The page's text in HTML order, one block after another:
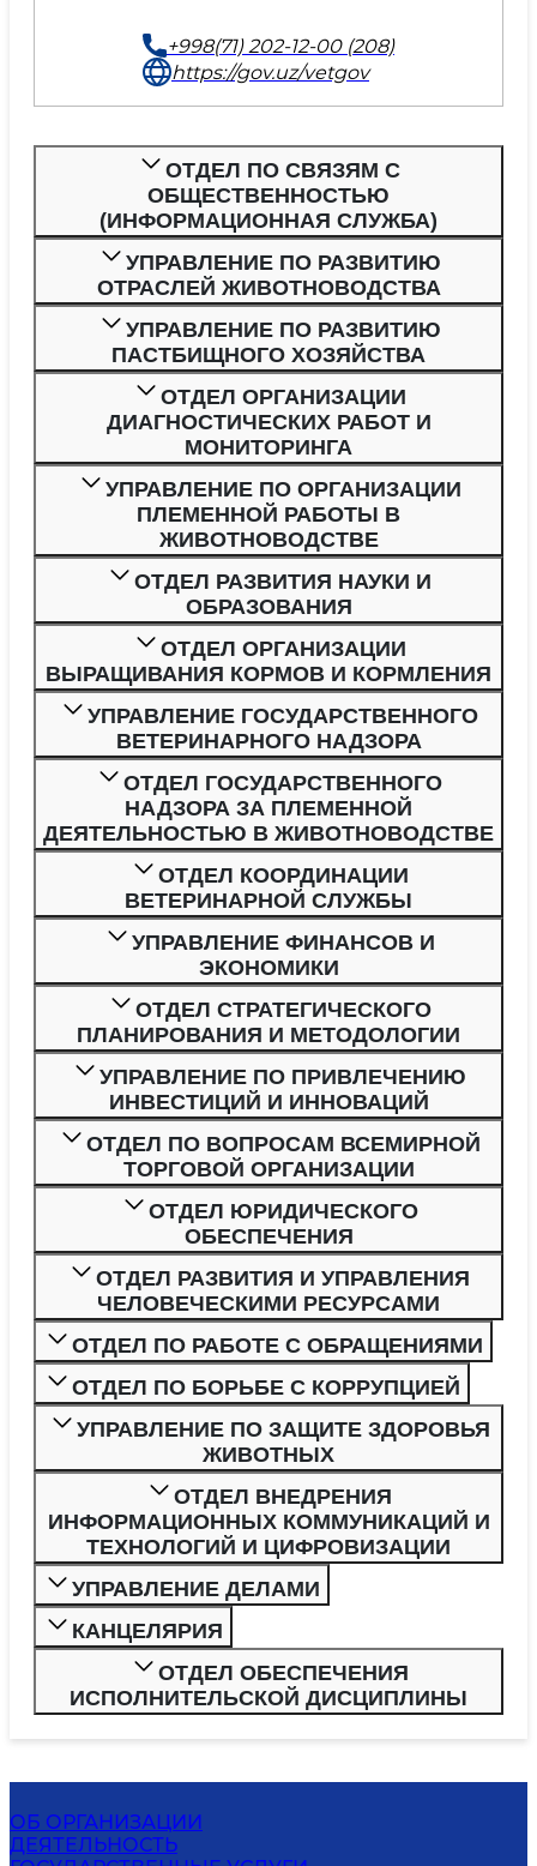
+998(71) 202-12-00 (208)
https://gov.uz/vetgov
ОТДЕЛ ПО СВЯЗЯМ С
ОБЩЕСТВЕННОСТЬЮ
(ИНФОРМАЦИОННАЯ СЛУЖБА)
УПРАВЛЕНИЕ ПО РАЗВИТИЮ
ОТРАСЛЕЙ ЖИВОТНОВОДСТВА
УПРАВЛЕНИЕ ПО РАЗВИТИЮ
ПАСТБИЩНОГО ХОЗЯЙСТВА
ОТДЕЛ ОРГАНИЗАЦИИ
ДИАГНОСТИЧЕСКИХ РАБОТ И
МОНИТОРИНГА
УПРАВЛЕНИЕ ПО ОРГАНИЗАЦИИ
ПЛЕМЕННОЙ РАБОТЫ В
ЖИВОТНОВОДСТВЕ
ОТДЕЛ РАЗВИТИЯ НАУКИ И
ОБРАЗОВАНИЯ
ОТДЕЛ ОРГАНИЗАЦИИ
ВЫРАЩИВАНИЯ КОРМОВ И КОРМЛЕНИЯ
УПРАВЛЕНИЕ ГОСУДАРСТВЕННОГО
ВЕТЕРИНАРНОГО НАДЗОРА
ОТДЕЛ ГОСУДАРСТВЕННОГО
НАДЗОРА ЗА ПЛЕМЕННОЙ
ДЕЯТЕЛЬНОСТЬЮ В ЖИВОТНОВОДСТВЕ
ОТДЕЛ КООРДИНАЦИИ
ВЕТЕРИНАРНОЙ СЛУЖБЫ
УПРАВЛЕНИЕ ФИНАНСОВ И
ЭКОНОМИКИ
ОТДЕЛ СТРАТЕГИЧЕСКОГО
ПЛАНИРОВАНИЯ И МЕТОДОЛОГИИ
УПРАВЛЕНИЕ ПО ПРИВЛЕЧЕНИЮ
ИНВЕСТИЦИЙ И ИННОВАЦИЙ
ОТДЕЛ ПО ВОПРОСАМ ВСЕМИРНОЙ
ТОРГОВОЙ ОРГАНИЗАЦИИ
ОТДЕЛ ЮРИДИЧЕСКОГО
ОБЕСПЕЧЕНИЯ
ОТДЕЛ РАЗВИТИЯ И УПРАВЛЕНИЯ
ЧЕЛОВЕЧЕСКИМИ РЕСУРСАМИ
ОТДЕЛ ПО РАБОТЕ С ОБРАЩЕНИЯМИ
ОТДЕЛ ПО БОРЬБЕ С КОРРУПЦИЕЙ
УПРАВЛЕНИЕ ПО ЗАЩИТЕ ЗДОРОВЬЯ
ЖИВОТНЫХ
ОТДЕЛ ВНЕДРЕНИЯ
ИНФОРМАЦИОННЫХ КОММУНИКАЦИЙ И
ТЕХНОЛОГИЙ И ЦИФРОВИЗАЦИИ
УПРАВЛЕНИЕ ДЕЛАМИ
КАНЦЕЛЯРИЯ
ОТДЕЛ ОБЕСПЕЧЕНИЯ
ИСПОЛНИТЕЛЬСКОЙ ДИСЦИПЛИНЫ
ОБ ОРГАНИЗАЦИИ
ДЕЯТЕЛЬНОСТЬ